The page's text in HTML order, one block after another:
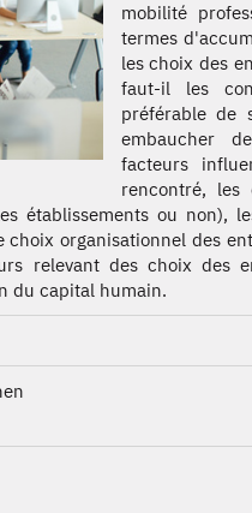
mobilité
termes
les choix des
faut-il les
préférable de
embaucher
facteurs
rencontré, les
établissements ou non),
organisationnel des
relevant des choix des
du capital humain.